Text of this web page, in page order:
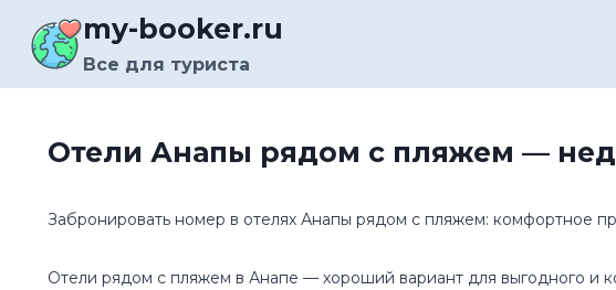
содержимому
my-booker.ru
Все для туриста
Отели Анапы рядом с пляжем —
Забронировать номер в отелях Анапы рядом с пляжем: комфортное
Отели рядом с пляжем в Анапе — хороший вариант для выгодного и